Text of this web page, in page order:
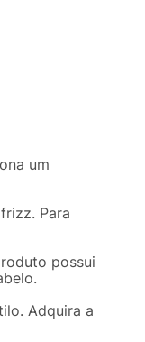
um
Para
possui
Adquira a